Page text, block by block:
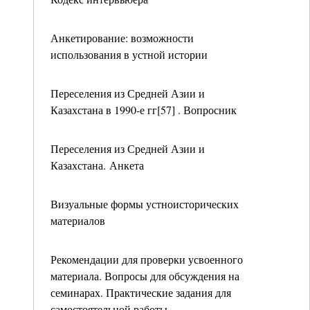
Анкетирование: возможности
использования в устной истории
Переселения из Средней Азии и
Казахстана в 1990-е гг[57] . Вопросник
Переселения из Средней Азии и
Казахстана. Анкета
Визуальные формы устноисторических
материалов
Рекомендации для проверки усвоенного
материала. Вопросы для обсуждения на
семинарах. Практические задания для